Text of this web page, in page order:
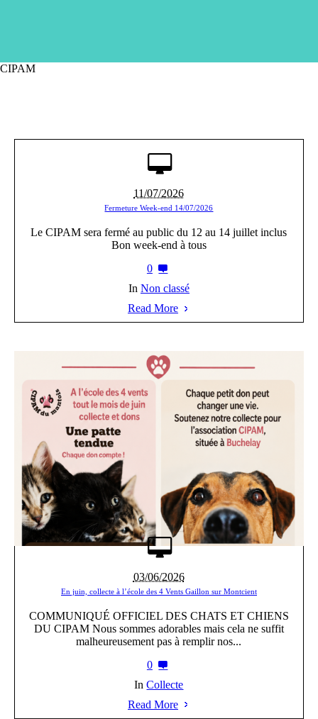
CIPAM
11/07/2026
Fermeture Week-end 14/07/2026
Le CIPAM sera fermé au public du 12 au 14 juillet inclus
Bon week-end à tous
0
In Non classé
Read More
03/06/2026
En juin, collecte à l’école des 4 Vents Gaillon sur Montcient
COMMUNIQUÉ OFFICIEL DES CHATS ET CHIENS
DU CIPAM Nous sommes adorables mais cela ne suffit
malheureusement pas à remplir nos...
0
InCollecte
Read More